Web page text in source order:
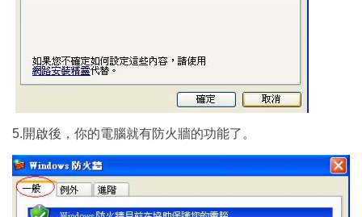
5.開啟後，你的電腦就有防火牆的功能了。